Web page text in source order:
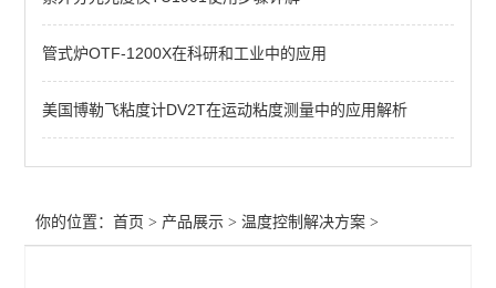
管式炉OTF-1200X在科研和工业中的应用
美国博勒飞粘度计DV2T在运动粘度测量中的应用解析
你的位置：首页 > 产品展示 >温度控制解决方案 >